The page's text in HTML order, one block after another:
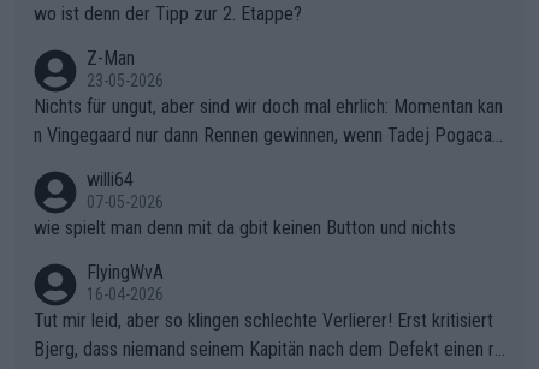
wo ist denn der Tipp zur 2. Etappe?
Z-Man
23-05-2026
Nichts für ungut, aber sind wir doch mal ehrlich: Momentan kan
n Vingegaard nur dann Rennen gewinnen, wenn Tadej Pogacar
willi64
07-05-2026
wie spielt man denn mit da gbit keinen Button und nichts
FlyingWvA
16-04-2026
Tut mir leid, aber so klingen schlechte Verlierer! Erst kritisiert
Bjerg, dass niemand seinem Kapitän nach dem Defekt einen ro